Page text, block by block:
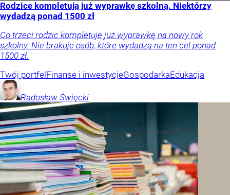
Rodzice kompletują już wyprawkę szkolną. Niektórzy
wydadzą ponad 1500 zł
Co trzeci rodzic kompletuje już wyprawkę na nowy rok
szkolny. Nie brakuje osób, które wydadzą na ten cel ponad
1500 zł.
Twój portfel Finanse i inwestycjeGospodarkaEdukacja
Radosław Święcki